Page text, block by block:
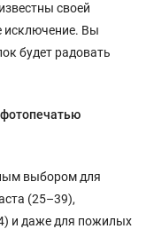
своей
исключение. Вы
будет радовать
выбором для
(25–39),
и даже для пожилых